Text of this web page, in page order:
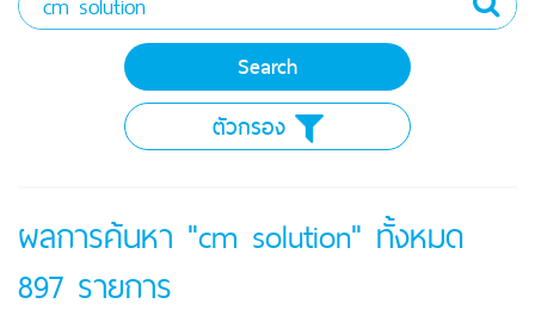
ตัวกรอง
ผลการค้นหา "cm solution" ทั้งหมด
897 รายการ